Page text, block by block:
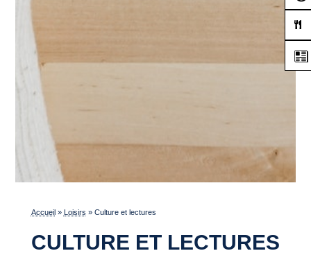
Accueil » Loisirs » Culture et lectures
CULTURE ET LECTURES